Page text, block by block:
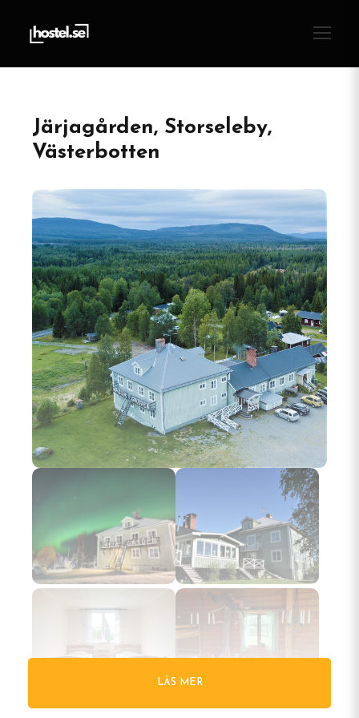
Järjagården, Storseleby,
Västerbotten
LÄS MER